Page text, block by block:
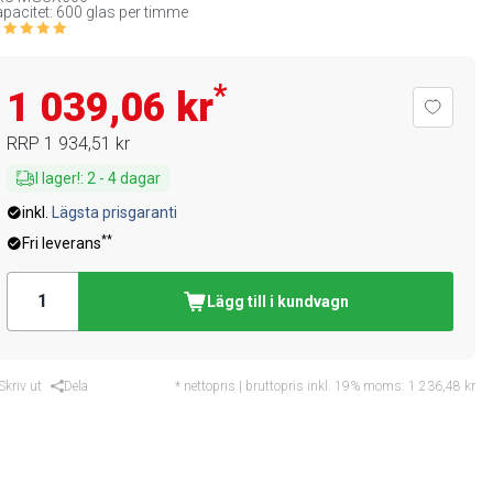
600 glas per timme
1 039,06 kr*
RRP 1 934,51 kr
I lager!: 2 - 4dagar
inkl.
Lägsta prisgaranti
Fri leverans**
Lägg till i kundvagn
ut Dela * nettopris | bruttopris inkl. 19% moms: 1 236,48 kr